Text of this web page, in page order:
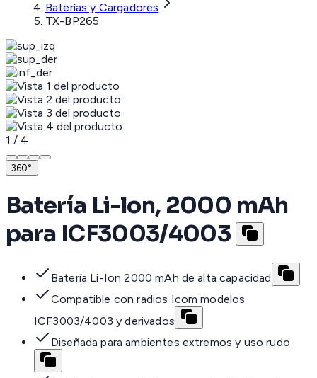
Baterías y Cargadores
TX-BP265
1 / 4
360°
Batería Li-lon, 2000 mAh
para ICF3003/4003
Batería Li-Ion 2000 mAh de alta capacidad
Compatible con radios Icom modelos
ICF3003/4003 y derivados
Diseñada para ambientes extremos y uso rudo